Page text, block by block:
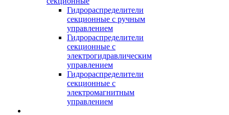
Гидрораспределители
секционные с ручным
управлением
Гидрораспределители
секционные с
электрогидравлическим
управлением
Гидрораспределители
секционные с
электромагнитным
управлением